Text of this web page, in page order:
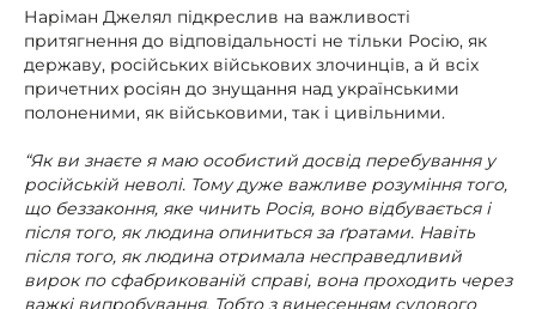
Наріман Джелял підкреслив на важливості
притягнення до відповідальності не тільки Росію, як
державу, російських військових злочинців, а й всіх
причетних росіян до знущання над українськими
полоненими, як військовими, так і цивільними.
“Як ви знаєте я маю особистий досвід перебування у
російській неволі. Тому дуже важливе розуміння того,
що беззаконня, яке чинить Росія, воно відбувається і
після того, як людина опиниться за ґратами. Навіть
після того, як людина отримала несправедливий
вирок по сфабрикованій справі, вона проходить через
важкі випробування. Тобто з винесенням судового